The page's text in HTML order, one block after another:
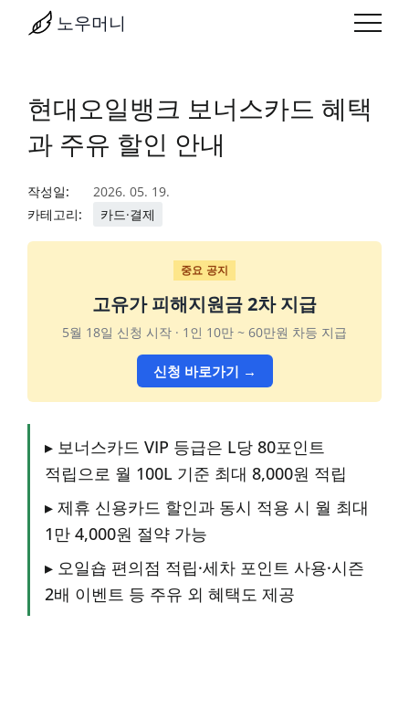
노우머니
현대오일뱅크 보너스카드 혜택
과 주유 할인 안내
작성일:
2026. 05. 19.
카테고리:
카드·결제
중요 공지
고유가 피해지원금 2차 지급
5월 18일 신청 시작 · 1인 10만 ~ 60만원 차등 지급
신청 바로가기 →
▸ 보너스카드 VIP 등급은 L당 80포인트
적립으로 월 100L 기준 최대 8,000원 적립
▸ 제휴 신용카드 할인과 동시 적용 시 월 최대
1만 4,000원 절약 가능
▸ 오일숍 편의점 적립·세차 포인트 사용·시즌
2배 이벤트 등 주유 외 혜택도 제공